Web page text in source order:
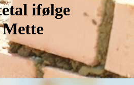
ifølge